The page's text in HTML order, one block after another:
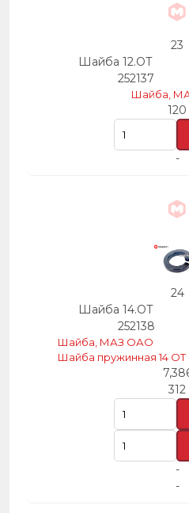
23
Шайба 12.ОТ
252137
Шайба,
120
-
24
Шайба 14.ОТ
252138
Шайба, МАЗ ОАО
Шайба пружинная 14 ОТ
312
-
-